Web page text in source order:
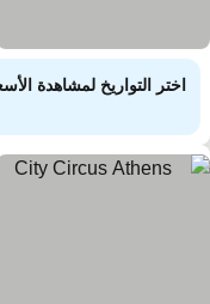
اختر التواريخ لمشاهدة